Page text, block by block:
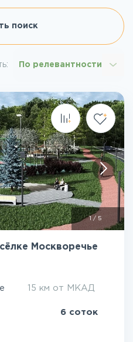
поиск
По релевантности
/ 5
Москворечье
15 км от МКАД
6 соток